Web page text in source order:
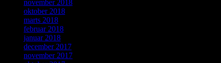
november 2018
oktober 2018
marts 2018
februar 2018
januar 2018
december 2017
november 2017